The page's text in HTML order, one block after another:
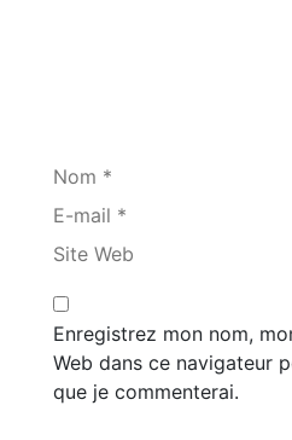
Nom *
E-mail *
Site Web
Enregistrez mon nom,
Web dans ce navigateur
que je commenterai.